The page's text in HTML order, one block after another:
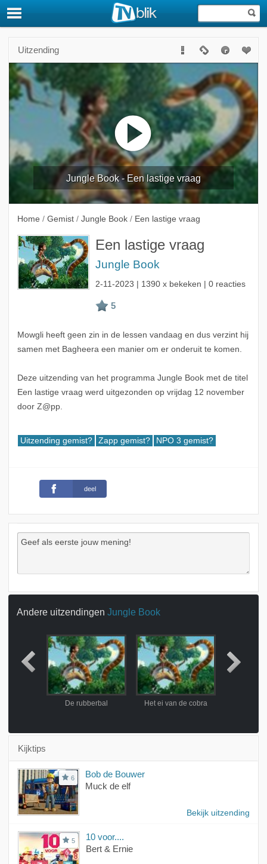
Uitzending
Jungle Book - Een lastige vraag
Home / Gemist / Jungle Book / Een lastige vraag
Een lastige vraag
Jungle Book
2-11-2023 | 1390 x bekeken | 0 reacties
Mowgli heeft geen zin in de lessen vandaag en dus verzint hij
samen met Bagheera een manier om er onderuit te komen.
Deze uitzending van het programma Jungle Book met de titel
Een lastige vraag werd uitgezonden op vrijdag 12 november
door Z@pp.
Uitzending gemist? Zapp gemist? NPO 3 gemist?
deel
Andere uitzendingen Jungle Book
De rubberbal Het ei van de cobra
Kijktips
6
Bob de Bouwer
Muck de elf
Bekijk uitzending
5
10 voor....
Bert & Ernie